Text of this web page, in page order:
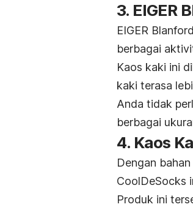
3. EIGER
EIGER
berbagai
Kaos kaki ini
kaki terasa
Anda tidak
berbagai
4. Kaos
Dengan
CoolDeSocks
Produk ini